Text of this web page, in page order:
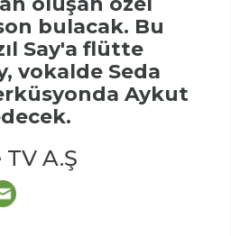
bulacak. Bu
Say'a flütte
vokalde Seda
Aykut
A.Ş